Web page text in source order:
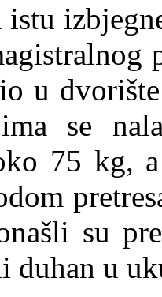
u
se
75 kg, a
su
duhan u